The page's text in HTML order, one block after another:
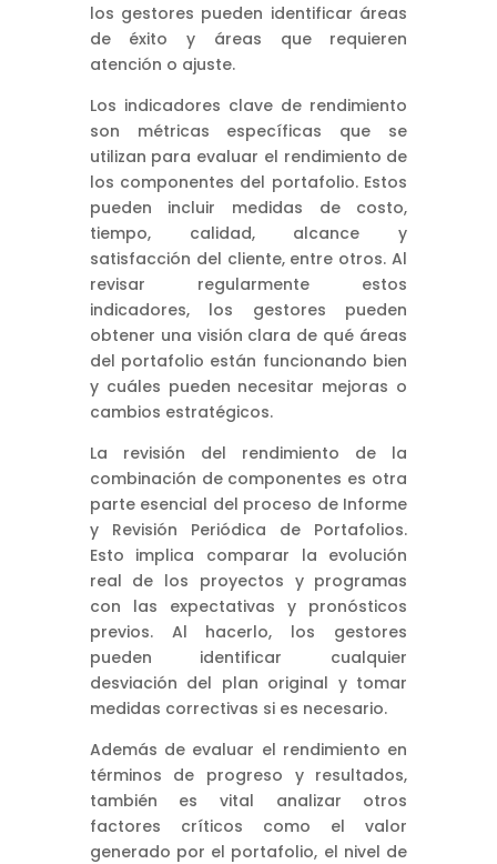
los gestores pueden identificar áreas
de éxito y áreas que requieren
atención o ajuste.
Los indicadores clave de rendimiento
son métricas específicas que se
utilizan para evaluar el rendimiento de
los componentes del portafolio. Estos
pueden incluir medidas de costo,
tiempo, calidad, alcance y
satisfacción del cliente, entre otros. Al
revisar regularmente estos
indicadores, los gestores pueden
obtener una visión clara de qué áreas
del portafolio están funcionando bien
y cuáles pueden necesitar mejoras o
cambios estratégicos.
La revisión del rendimiento de la
combinación de componentes es otra
parte esencial del proceso de Informe
y Revisión Periódica de Portafolios.
Esto implica comparar la evolución
real de los proyectos y programas
con las expectativas y pronósticos
previos. Al hacerlo, los gestores
pueden identificar cualquier
desviación del plan original y tomar
medidas correctivas si es necesario.
Además de evaluar el rendimiento en
términos de progreso y resultados,
también es vital analizar otros
factores críticos como el valor
generado por el portafolio, el nivel de